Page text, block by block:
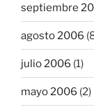
septiembre
agosto 2006
julio 2006 (1)
mayo 2006 (2)